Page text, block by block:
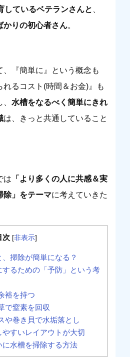
しているベテランさんと
かりの初心者さん。
、『簡単に』という概念も
れるコスト(時間＆お金)』も
水槽をなるべく簡単にきれ
は、きっと共通していること
は 「より多くの人に共感＆実
除」をテーマに考えていきた
次 [非表示]
掃除が簡単になる？
るための「予防」という考
裕を持つ
で窒素を回収
や巻き貝で水垢落とし
すいレイアウトが大切
に水槽を掃除する方法